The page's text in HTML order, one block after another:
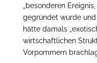
„besonderen
gegründet wurde und
hätte damals
wirtschaftlichen
Vorpommern